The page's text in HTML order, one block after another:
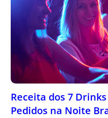
Receita dos 7
Pedidos na Noite